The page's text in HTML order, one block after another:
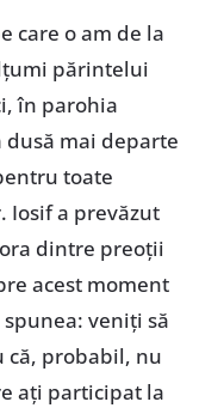
care o am de la
părintelui
în parohia
mai departe
toate
Iosif a prevăzut
dintre preoții
acest moment
veniți să
că, probabil, nu
ați participat la